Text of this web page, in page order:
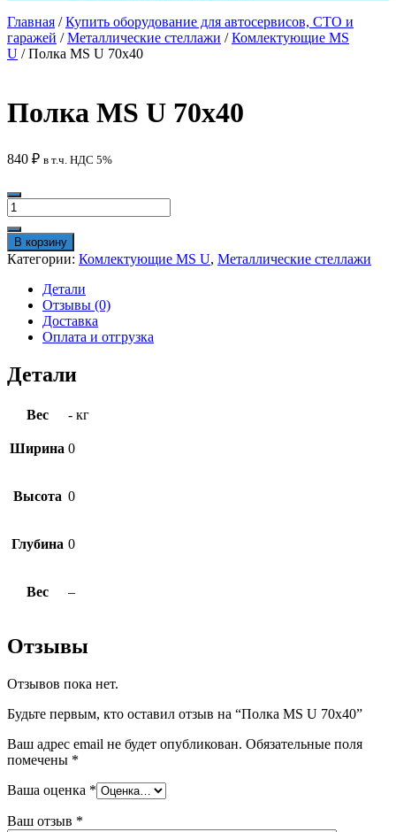
Главная /Купить оборудование для автосервисов, СТО и
гаражей /Металлические стеллажи /Комлектующие MS
U / Полка MS U 70х40
Полка MS U 70х40
840 ₽ в т.ч. НДС 5%
Количество
товара
Полка
MS
U
70х40
В корзину
Категории: Комлектующие MS U, Металлические стеллажи
Детали
Отзывы (0)
Доставка
Оплата и отгрузка
Детали
Вес - кг
Ширина 0
Высота 0
Глубина 0
Вес –
Отзывы
Отзывов пока нет.
Будьте первым, кто оставил отзыв на “Полка MS U 70х40”
Ваш адрес email не будет опубликован. Обязательные поля
помечены *
Ваша оценка *
Ваш отзыв *